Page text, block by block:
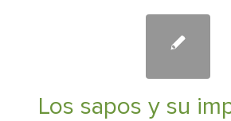
Los sapos y su